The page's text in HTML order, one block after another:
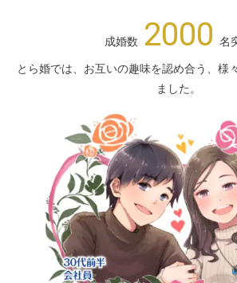
成婚数 2000 名
とら婚では、お互いの趣味を認め合う、様
ました。